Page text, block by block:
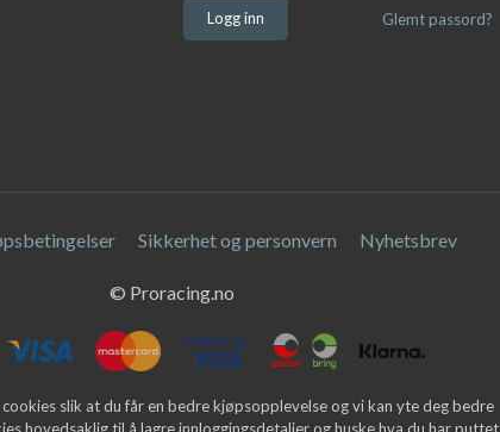
Glemt passord?
Sikkerhet og personvern Nyhetsbrev
© Proracing.no
slik at du får en bedre kjøpsopplevelse og vi kan yte deg bedre